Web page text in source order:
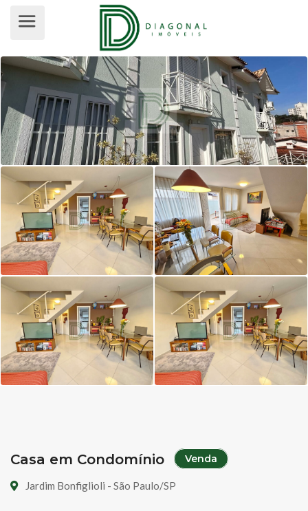
CASA EM CONDOMÍNIO PARA
Casa em Condomínio Venda
Jardim Bonfiglioli - São Paulo/SP